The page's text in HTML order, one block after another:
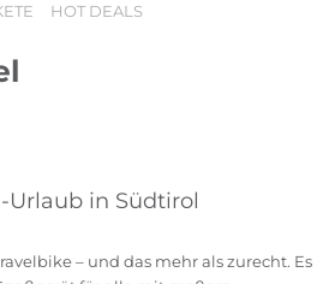
HOT DEALS
Urlaub in Südtirol
– und das mehr als zurecht. Es